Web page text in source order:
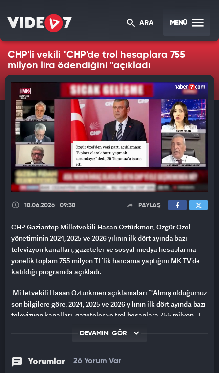
ARA MENÜ
CHP'li vekili "CHP'de trol hesaplara 755
milyon lira ödendiğini "açıkladı
18.06.2026 09:38 PAYLAŞ
CHP Gaziantep Milletvekili Hasan Öztürkmen, Özgür Özel
yönetiminin 2024, 2025 ve 2026 yılının ilk dört ayında bazı
televizyon kanalları, gazeteler ve sosyal medya hesaplarına
yönelik toplam 755 milyon TL’lik harcama yaptığını MK TV’de
katıldığı programda açıkladı.
Milletvekili Hasan Öztürkmen açıklamaları “"Almış olduğumuz
son bilgilere göre, 2024, 2025 ve 2026 yılının ilk dört ayında bazı
televizyon kanalları, gazeteler ve trol hesaplara 755 milyon TL
genel başkan yardımcımızın verdiği bilgilere göre, bu her gün
göstermeyen, propaganda kanalı haline gelmiş bazı kanallar,
DEVAMINI GÖR
Yorumlar 26 Yorum Var